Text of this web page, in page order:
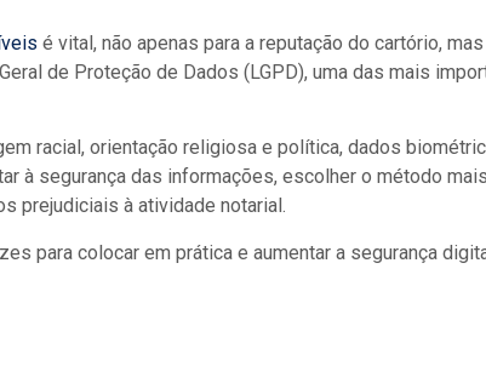
é vital, não apenas para a reputação do cartório, mas
de Proteção de Dados (LGPD), uma das mais
racial, orientação religiosa e política, dados
à segurança das informações, escolher o método mais
prejudiciais à atividade notarial.
para colocar em prática e aumentar a segurança